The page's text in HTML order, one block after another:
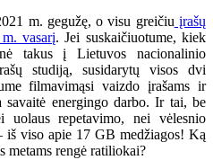
m. gegužę, o visu greičiuįrašų
vasarį. Jei suskaičiuotume, kiek
takus į Lietuvos nacionalinio
studiją, susidarytų visos dvi
filmavimąsi vaizdo įrašams ir
savaitė energingo darbo. Ir tai, be
uolaus repetavimo, nei vėlesnio
iš viso apie 17 GB medžiagos! Ką
metams rengė ratiliokai?